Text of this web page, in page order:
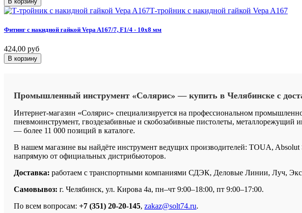
Т-тройник с накидной гайкой Vepa A167
Фитинг с накидной гайкой VepaA167/7, F1/4 - 10x8 мм
424,00 руб
В корзину
Промышленный инструмент «Солярис» — купить в Челябинске с
Интернет-магазин «Солярис» специализируется на профессиональном
пневмоинструмент, гвоздезабивные и скобозабивные пистолеты, металлорежущий
— более 11 000 позиций в каталоге.
В нашем магазине вы найдёте инструмент ведущих производителей: TOUA,
напрямую от официальных дистрибьюторов.
Доставка: работаем с транспортными компаниями СДЭК, Деловые Линии, Луч,
Самовывоз: г. Челябинск, ул. Кирова 4а, пн–чт 9:00–18:00, пт 9:00–17:00.
По всем вопросам: +7 (351) 20-20-145, zakaz@solt74.ru.